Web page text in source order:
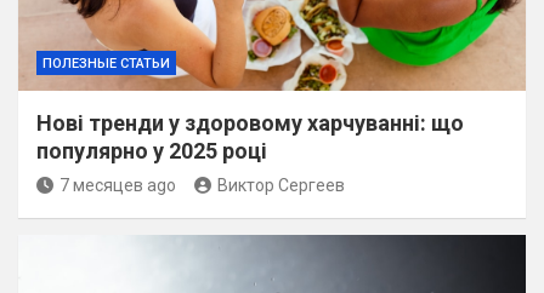
ПОЛЕЗНЫЕ СТАТЬИ
Нові тренди у здоровому харчуванні: що
популярно у 2025 році
7 месяцев ago Виктор Сергеев